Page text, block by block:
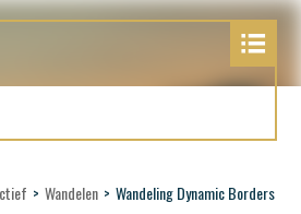
> Wandelen > Wandeling Dynamic Borders